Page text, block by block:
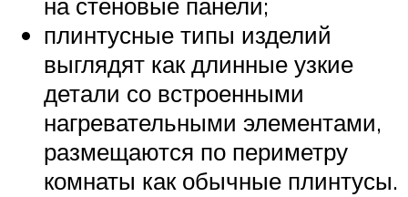
плинтусные типы изделий
выглядят как длинные узкие
детали со встроенными
нагревательными элементами,
размещаются по периметру
комнаты как обычные плинтусы.